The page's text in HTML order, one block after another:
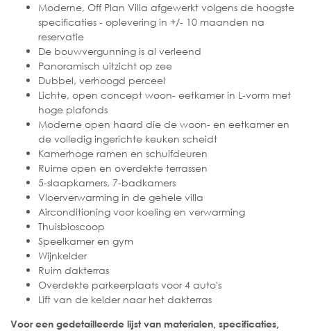
Moderne, Off Plan Villa afgewerkt volgens de hoogste
specificaties - oplevering in +/- 10 maanden na
reservatie
De bouwvergunning is al verleend
Panoramisch uitzicht op zee
Dubbel, verhoogd perceel
Lichte, open concept woon- eetkamer in L-vorm met
hoge plafonds
Moderne open haard die de woon- en eetkamer en
de volledig ingerichte keuken scheidt
Kamerhoge ramen en schuifdeuren
Ruime open en overdekte terrassen
5-slaapkamers, 7-badkamers
Vloerverwarming in de gehele villa
Airconditioning voor koeling en verwarming
Thuisbioscoop
Speelkamer en gym
Wijnkelder
Ruim dakterras
Overdekte parkeerplaats voor 4 auto's
Lift van de kelder naar het dakterras
Voor een gedetailleerde lijst van materialen, specificaties,